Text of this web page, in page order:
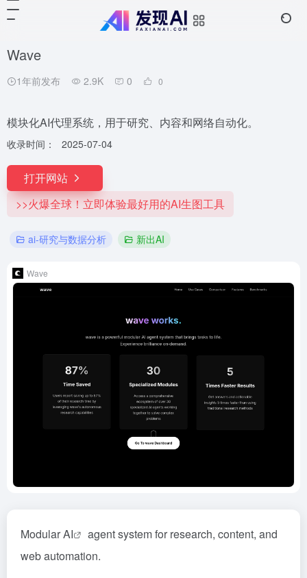
Wave
1年前发布 2.9K 0 0
模块化AI代理系统，用于研究、内容和网络自动化。
收录时间： 2025-07-04
打开网站
>>火爆全球！立即体验最好用的AI生图工具
ai-研究与数据分析 新出AI
Wave
ModularAI
agent system for research, content, and
web automation.